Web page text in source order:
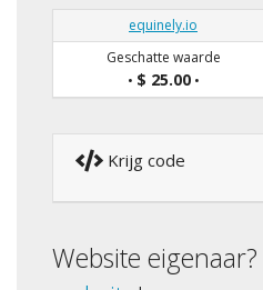
equinely.io
Geschatte waarde
• $ 25.00•
Krijg code
Website eigenaar?